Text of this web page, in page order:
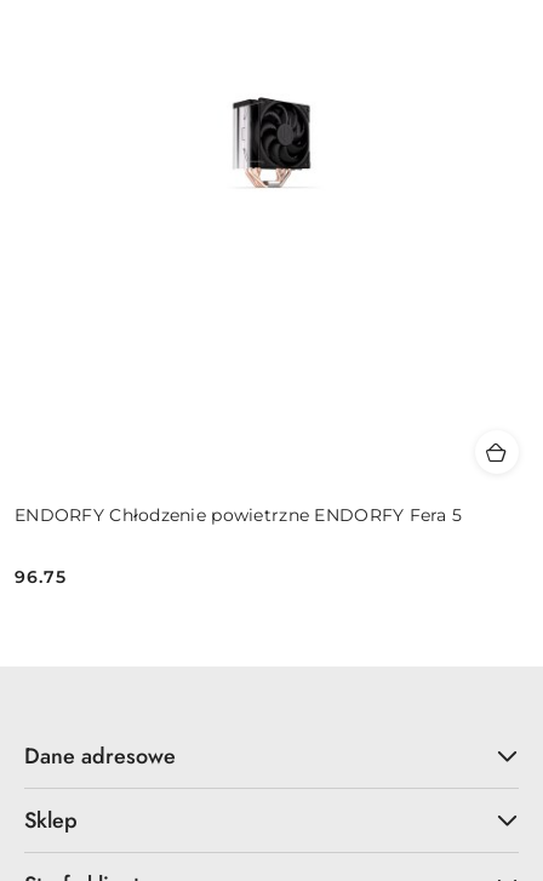
ENDORFY Chłodzenie powietrzne ENDORFY Fera 5
Cena:
96.75
Dane adresowe
Sklep